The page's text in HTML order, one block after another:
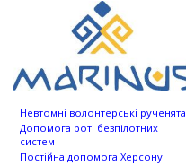
Невтомні волонтерські рученята
Допомога роті безпілотних
систем
Постійна допомога Херсону